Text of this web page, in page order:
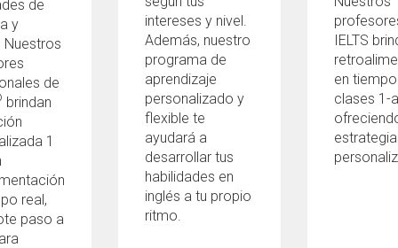
de
y
Nuestros
de
brindan
1
real,
paso a
intereses y nivel.
Además, nuestro
programa de
aprendizaje
personalizado y
flexible te
ayudará a
desarrollar tus
habilidades en
inglés a tu propio
ritmo.
IELTS
en
clases 1-